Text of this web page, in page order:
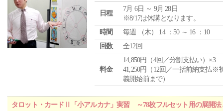
日程
7月 6日 ～ 9月 28日
※8/17は休講となります。
時間
毎週 （木） 14 ：50 ～ 16 ：10
回数
全12回
料金
14,850円（4回／分割支払い）×3
41,250円（12回／一括前納支払※
義開始前まで）
タロット・カードⅡ「小アルカナ」実習 ～78枚フルセット用の展開法